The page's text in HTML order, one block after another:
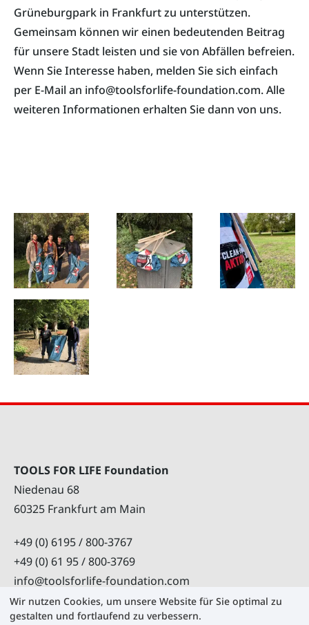
Grüneburgpark in Frankfurt zu unterstützen.
Gemeinsam können wir einen bedeutenden Beitrag
für unsere Stadt leisten und sie von Abfällen befreien.
Wenn Sie Interesse haben, melden Sie sich einfach
per E-Mail an info@toolsforlife-foundation.com. Alle
weiteren Informationen erhalten Sie dann von uns.
TOOLS FOR LIFE Foundation
Niedenau 68
60325 Frankfurt am Main
+49 (0) 6195 / 800-3767
+49 (0) 61 95 / 800-3769
info@toolsforlife-foundation.com
Wir nutzen Cookies, um unsere Website für Sie optimal zu
gestalten und fortlaufend zu verbessern.